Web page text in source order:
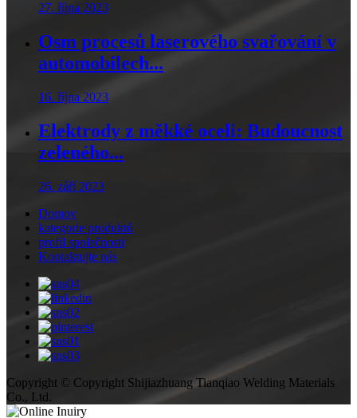
27. října 2023
Osm procesů laserového svařování v
automobilech...
16. října 2023
Elektrody z měkké oceli: Budoucnost
zeleného...
26. září 2023
Domov
kategorie produktů
profil společnosti
Kontaktujte nás
Copyright © Copyright Shijiazhuang Tianqiao Welding Materials
Co., Ltd.